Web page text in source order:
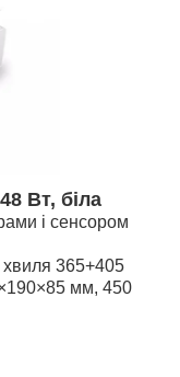
Вт, біла
і сенсором
365+405
мм, 450